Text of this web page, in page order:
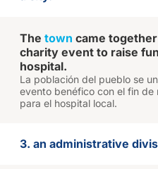
The town came
charity event to raise
hospital.
La población del pueblo se
evento benéfico con el fin de
para el hospital local.
3. an administrative